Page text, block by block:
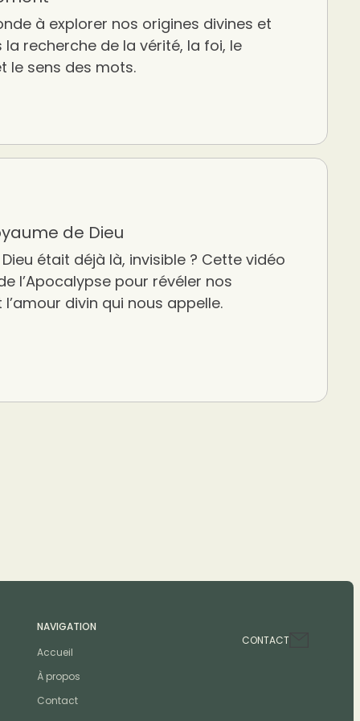
à explorer nos origines divines et
recherche de la vérité, la foi, le
le sens des mots.
de Dieu
était déjà là, invisible ? Cette vidéo
l’Apocalypse pour révéler nos
divin qui nous appelle.
NAVIGATION
Accueil
À propos
Contact
CONTACT